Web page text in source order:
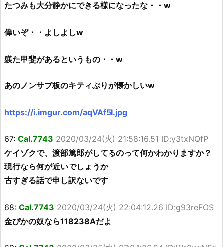
たつみも大分静かにできる様になったな・・w
偉いぞ・・よしよしw
躾た甲斐があるというもの・・w
あのノンサブ板のキティぶりが懐かしいw
https://i.imgur.com/aqVAf5I.jpg
67: Cal.7743 2020/03/24(火) 21:58:16.51 ID:y3txNQfP
ケイゾクで、渡部篤郎がしてるのって何かわかりますか？
現行なら何が近いでしょうか
古すぎる話で申し訳ないです
68: Cal.7743 2020/03/24(火) 22:04:12.26 ID:g93reFOS
金ぴかの奴なら118238Aだよ